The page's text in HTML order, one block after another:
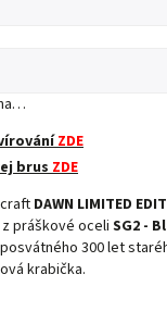
ZDE
brusZDE
DAWN LIMITED
práškové oceli SG2 -
300 let
krabička.